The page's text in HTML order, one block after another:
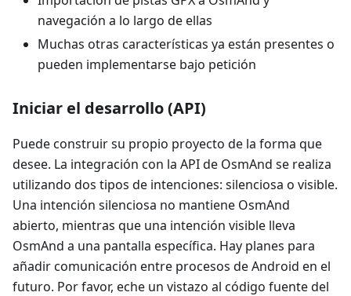
navegación a lo largo de ellas
Muchas otras características ya están presentes o
pueden implementarse bajo petición
Iniciar el desarrollo (API)
Puede construir su propio proyecto de la forma que
desee. La integración con la API de OsmAnd se realiza
utilizando dos tipos de intenciones: silenciosa o visible.
Una intención silenciosa no mantiene OsmAnd
abierto, mientras que una intención visible lleva
OsmAnd a una pantalla específica. Hay planes para
añadir comunicación entre procesos de Android en el
futuro. Por favor, eche un vistazo al código fuente del